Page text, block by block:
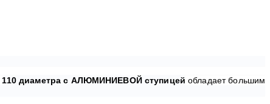
110 диаметра с АЛЮМИНИЕВОЙ ступицей обладает большим